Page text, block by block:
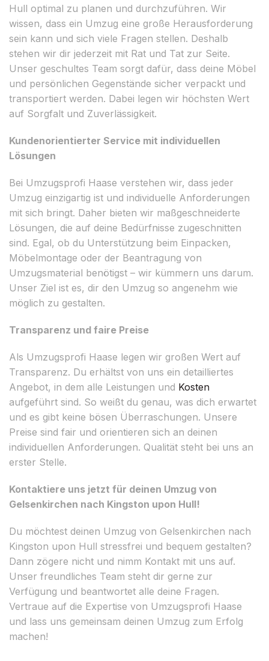
Hull optimal zu planen und durchzuführen. Wir
wissen, dass ein Umzug eine große Herausforderung
sein kann und sich viele Fragen stellen. Deshalb
stehen wir dir jederzeit mit Rat und Tat zur Seite.
Unser geschultes Team sorgt dafür, dass deine Möbel
und persönlichen Gegenstände sicher verpackt und
transportiert werden. Dabei legen wir höchsten Wert
auf Sorgfalt und Zuverlässigkeit.
Kundenorientierter Service mit individuellen
Lösungen
Bei Umzugsprofi Haase verstehen wir, dass jeder
Umzug einzigartig ist und individuelle Anforderungen
mit sich bringt. Daher bieten wir maßgeschneiderte
Lösungen, die auf deine Bedürfnisse zugeschnitten
sind. Egal, ob du Unterstützung beim Einpacken,
Möbelmontage oder der Beantragung von
Umzugsmaterial benötigst – wir kümmern uns darum.
Unser Ziel ist es, dir den Umzug so angenehm wie
möglich zu gestalten.
Transparenz und faire Preise
Als Umzugsprofi Haase legen wir großen Wert auf
Transparenz. Du erhältst von uns ein detailliertes
Angebot, in dem alle Leistungen und Kosten
aufgeführt sind. So weißt du genau, was dich erwartet
und es gibt keine bösen Überraschungen. Unsere
Preise sind fair und orientieren sich an deinen
individuellen Anforderungen. Qualität steht bei uns an
erster Stelle.
Kontaktiere uns jetzt für deinen Umzug von
Gelsenkirchen nach Kingston upon Hull!
Du möchtest deinen Umzug von Gelsenkirchen nach
Kingston upon Hull stressfrei und bequem gestalten?
Dann zögere nicht und nimm Kontakt mit uns auf.
Unser freundliches Team steht dir gerne zur
Verfügung und beantwortet alle deine Fragen.
Vertraue auf die Expertise von Umzugsprofi Haase
und lass uns gemeinsam deinen Umzug zum Erfolg
machen!